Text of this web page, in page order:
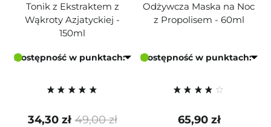
Tonik z Ekstraktem z
Wąkroty Azjatyckiej -
150ml
Dostępność w punktach:
49,00 zł
34,30 zł
Odżywcza Maska na Noc
z Propolisem - 60ml
Dostępność w punktach:
65,90 zł